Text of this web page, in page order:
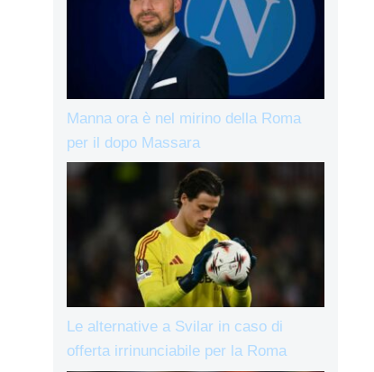
Manna ora è nel mirino della Roma
per il dopo Massara
Le alternative a Svilar in caso di
offerta irrinunciabile per la Roma